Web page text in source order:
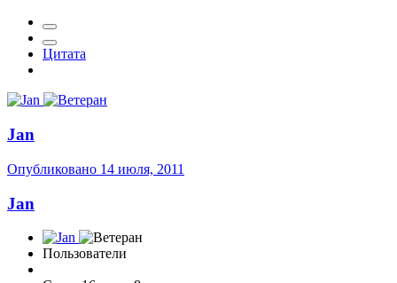
Цитата
Jan
Опубликовано 14 июля, 2011
Jan
Пользователи